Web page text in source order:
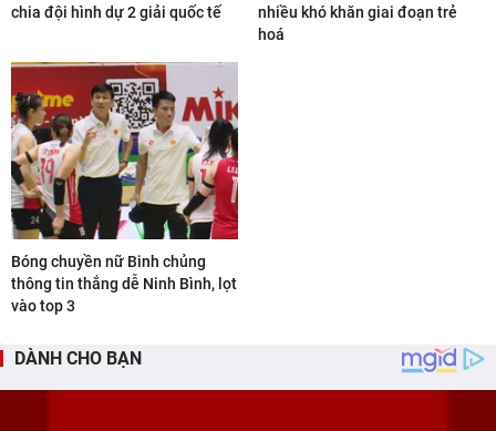
chia đội hình dự 2 giải quốc tế
nhiều khó khăn giai đoạn trẻ
hoá
Bóng chuyền nữ Binh chủng
thông tin thắng dễ Ninh Bình, lọt
vào top 3